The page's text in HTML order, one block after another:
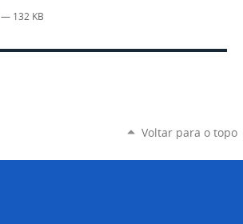
— 132 KB
Voltar para o topo